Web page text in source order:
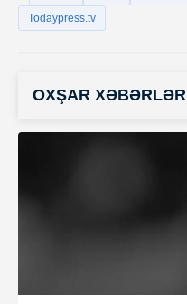
Todaypress.tv
OXŞAR XƏBƏRLƏR